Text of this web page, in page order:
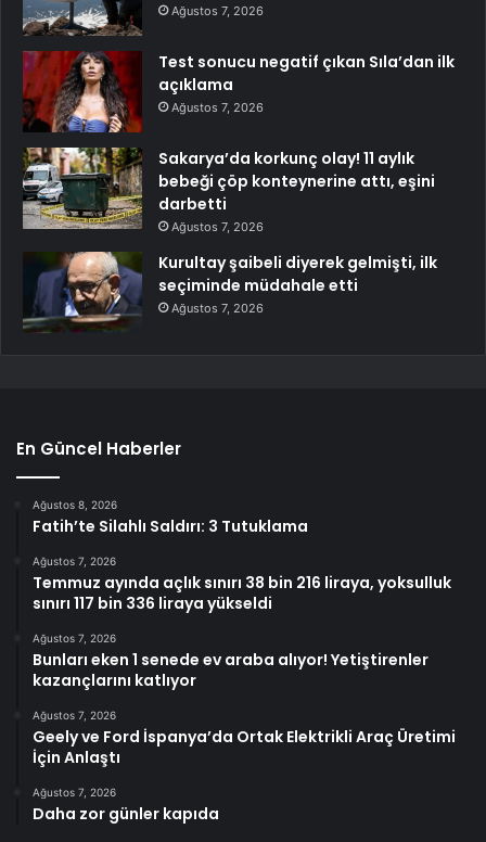
Ağustos 7, 2026
Test sonucu negatif çıkan Sıla’dan ilk
açıklama
Ağustos 7, 2026
Sakarya’da korkunç olay! 11 aylık
bebeği çöp konteynerine attı, eşini
darbetti
Ağustos 7, 2026
Kurultay şaibeli diyerek gelmişti, ilk
seçiminde müdahale etti
Ağustos 7, 2026
En Güncel Haberler
Ağustos 8, 2026
Fatih’te Silahlı Saldırı: 3 Tutuklama
Ağustos 7, 2026
Temmuz ayında açlık sınırı 38 bin 216 liraya, yoksulluk
sınırı 117 bin 336 liraya yükseldi
Ağustos 7, 2026
Bunları eken 1 senede ev araba alıyor! Yetiştirenler
kazançlarını katlıyor
Ağustos 7, 2026
Geely ve Ford İspanya’da Ortak Elektrikli Araç Üretimi
İçin Anlaştı
Ağustos 7, 2026
Daha zor günler kapıda